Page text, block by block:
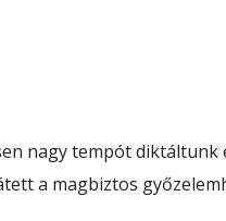
nagy tempót
a magbiztos